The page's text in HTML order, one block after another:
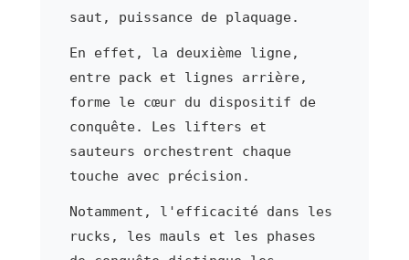
saut, puissance de plaquage.
En effet, la deuxième ligne,
entre pack et lignes arrière,
forme le cœur du dispositif de
conquête. Les lifters et
sauteurs orchestrent chaque
touche avec précision.
Notamment, l'efficacité dans les
rucks, les mauls et les phases